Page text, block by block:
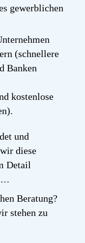
gewerblichen
(schnellere
Banken
kostenlose
und
diese
Detail
Beratung?
stehen zu